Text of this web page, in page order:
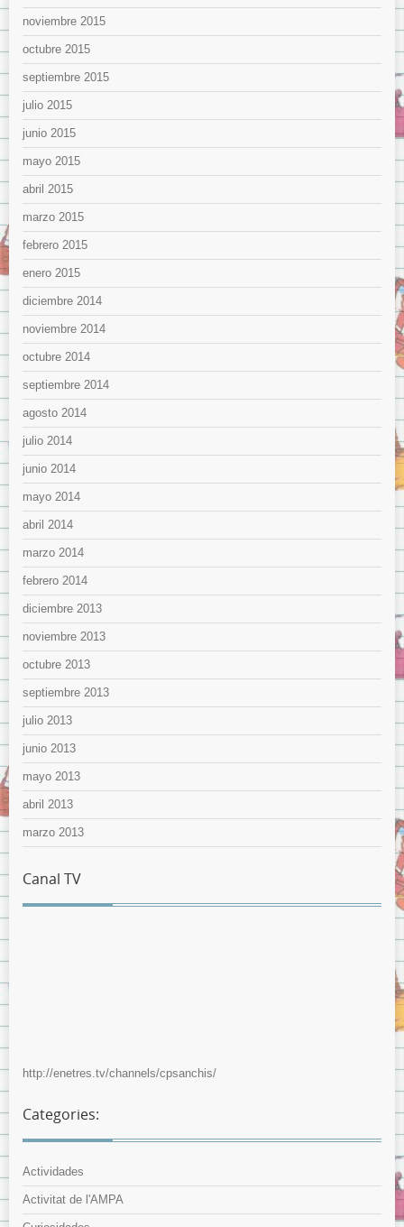
noviembre 2015
octubre 2015
septiembre 2015
julio 2015
junio 2015
mayo 2015
abril 2015
marzo 2015
febrero 2015
enero 2015
diciembre 2014
noviembre 2014
octubre 2014
septiembre 2014
agosto 2014
julio 2014
junio 2014
mayo 2014
abril 2014
marzo 2014
febrero 2014
diciembre 2013
noviembre 2013
octubre 2013
septiembre 2013
julio 2013
junio 2013
mayo 2013
abril 2013
marzo 2013
Canal TV
http://enetres.tv/channels/cpsanchis/
Categories:
Actividades
Activitat de l'AMPA